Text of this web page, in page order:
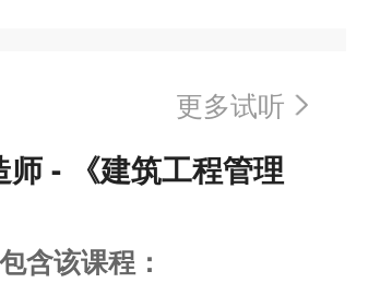
更多试听
师 - 《建筑工程管理
含该课程：